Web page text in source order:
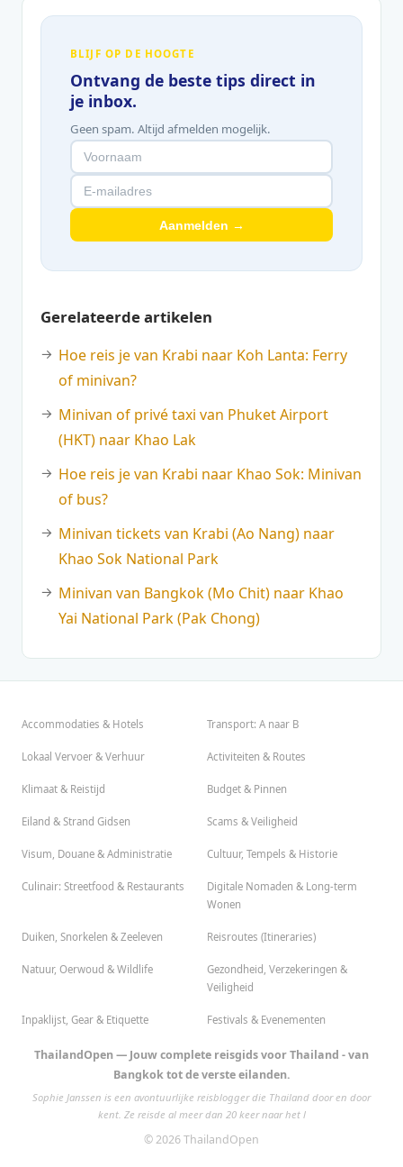
BLIJF OP DE HOOGTE
Ontvang de beste tips direct in
je inbox.
Geen spam. Altijd afmelden mogelijk.
Aanmelden →
Gerelateerde artikelen
Hoe reis je van Krabi naar Koh Lanta: Ferry
of minivan?
Minivan of privé taxi van Phuket Airport
(HKT) naar Khao Lak
Hoe reis je van Krabi naar Khao Sok: Minivan
of bus?
Minivan tickets van Krabi (Ao Nang) naar
Khao Sok National Park
Minivan van Bangkok (Mo Chit) naar Khao
Yai National Park (Pak Chong)
Accommodaties & Hotels Transport: A naar B
Lokaal Vervoer & Verhuur Activiteiten & Routes
Klimaat & Reistijd Budget & Pinnen
Eiland & Strand Gidsen Scams & Veiligheid
Visum, Douane & Administratie Cultuur, Tempels & Historie
Culinair: Streetfood & Restaurants
Digitale Nomaden & Long-term
Wonen
Duiken, Snorkelen & Zeeleven Reisroutes (Itineraries)
Natuur, Oerwoud & Wildlife
Gezondheid, Verzekeringen &
Veiligheid
Inpaklijst, Gear & Etiquette Festivals & Evenementen
ThailandOpen — Jouw complete reisgids voor Thailand - van
Bangkok tot de verste eilanden.
Sophie Janssen is een avontuurlijke reisblogger die Thailand door en door
kent. Ze reisde al meer dan 20 keer naar het l
© 2026 ThailandOpen